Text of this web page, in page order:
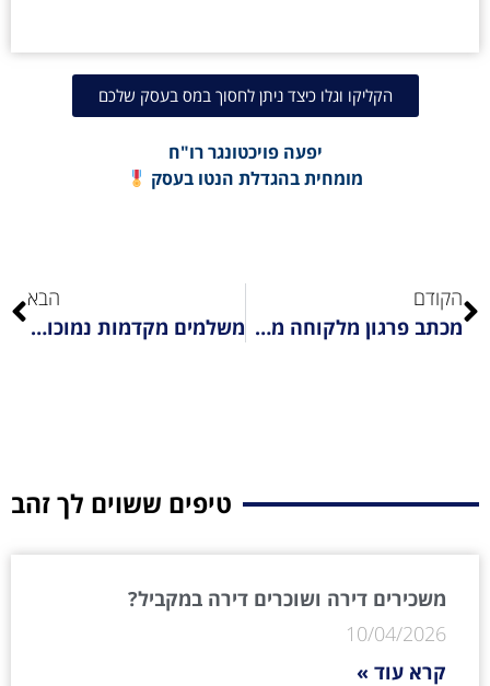
הקליקו וגלו כיצד ניתן לחסוך במס בעסק שלכם
יפעה פויכטונגר רו"ח
מומחית בהגדלת הנטו בעסק
הקודם
מכתב פרגון מלקוחה מרוצה
הבא
משלמים מקדמות נמוכות?!
טיפים ששוים לך זהב
משכירים דירה ושוכרים דירה במקביל?
10/04/2026
קרא עוד »